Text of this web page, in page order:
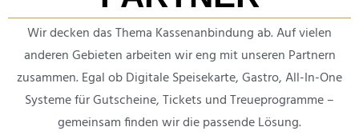
Wir decken das Thema Kassen­an­bin­dung ab. Auf vielen
anderen Gebieten arbeiten wir eng mit unseren Partnern
zusammen. Egal ob Digitale Speise­karte, Gastro, All-In-One
Systeme für Gutscheine, Tickets und Treue­pro­gramme –
gemeinsam finden wir die passende Lösung.